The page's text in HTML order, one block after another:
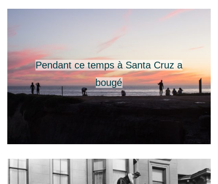
Pendant ce temps à Santa Cruz a
bougé